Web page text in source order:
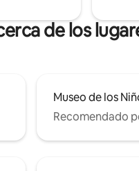
de los
Museo de los
Recomendado